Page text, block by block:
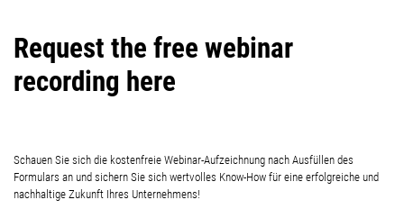
Request the free webinar
recording here
Schauen Sie sich die kostenfreie Webinar-Aufzeichnung nach Ausfüllen des
Formulars an und sichern Sie sich wertvolles Know-How für eine erfolgreiche und
nachhaltige Zukunft Ihres Unternehmens!